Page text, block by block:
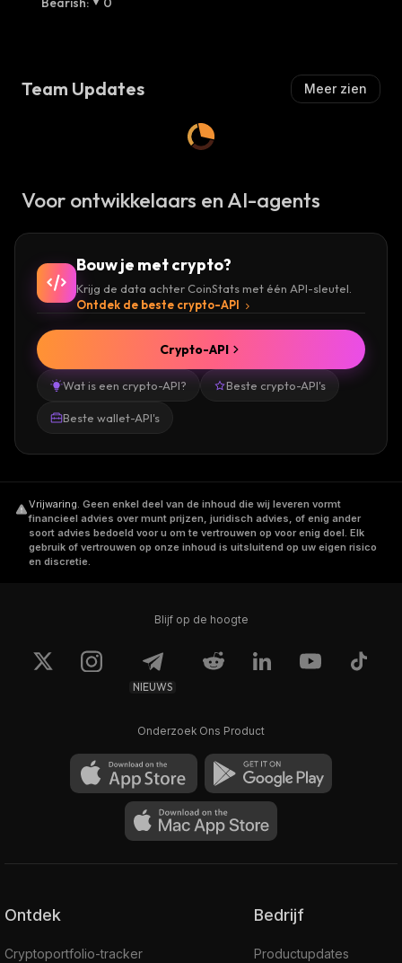
Team Updates Meer zien
Voor ontwikkelaars en AI-agents
Bouw je met crypto?
Krijg de data achter CoinStats met één API-sleutel.
Ontdek de beste crypto-API
Wat is een crypto-API? Beste crypto-API's
Beste wallet-API's
Crypto-API
Vrijwaring. Geen enkel deel van de inhoud die wij leveren vormt
financieel advies over munt prijzen, juridisch advies, of enig ander
soort advies bedoeld voor u om te vertrouwen op voor enig doel. Elk
gebruik of vertrouwen op onze inhoud is uitsluitend op uw eigen risico
en discretie.
Blijf op de hoogte
NIEUWS
Onderzoek Ons Product
Ontdek
Cryptoportfolio-tracker
Bedrijf
Productupdates